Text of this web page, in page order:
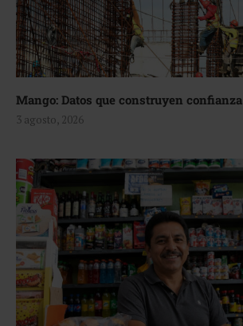
Mango: Datos que construyen confianza
3 agosto, 2026